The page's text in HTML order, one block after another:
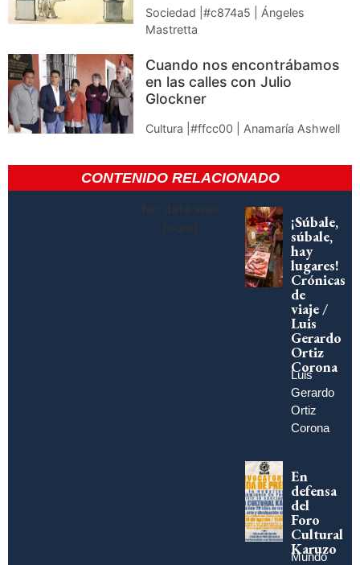
Sociedad |#c874a5 | Ángeles
Mastretta
Cuando nos encontrábamos
en las calles con Julio
Glockner
Cultura |#ffcc00 | Anamaría Ashwell
CONTENIDO RELACIONADO
No data was
found
¡Súbale,
súbale,
hay
lugares!
Crónicas
de
viaje /
Luis
Gerardo
Ortiz
Corona
Luis
Gerardo
Ortiz
Corona
En
defensa
del
Foro
Cultural
Karuzo
Mundo